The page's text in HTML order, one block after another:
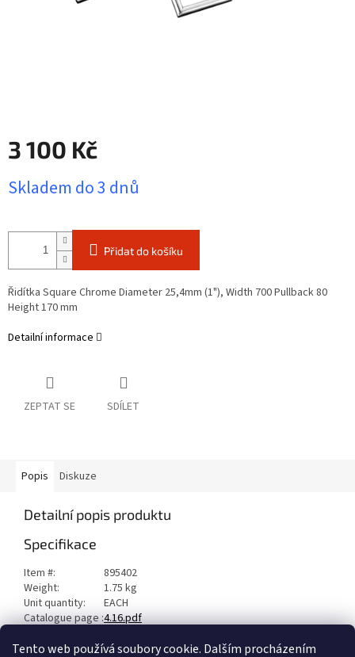
Tento web používá soubory cookie. Dalším procházením
3 100 Kč
cena:
Skladem do 3 dnů
Přidat do košíku
Řidítka Square Chrome Diameter 25,4mm (1"), Width 700 Pullback 80
Height 170 mm
Detailní informace
ZEPTAT SE SDÍLET
Popis Diskuze
Detailní popis produktu
Specifikace
Item #:
895402
Weight:
1.75 kg
Unit quantity:
EACH
Catalogue page :4.16.pdf